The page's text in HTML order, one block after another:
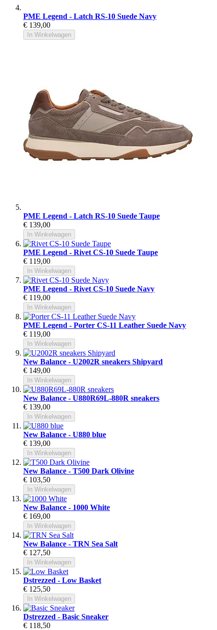
PME Legend - Latch RS-10 Suede Navy
€ 139,00
In Winkelwagen
PME Legend - Latch RS-10 Suede Taupe
€ 139,00
In Winkelwagen
PME Legend - Rivet CS-10 Suede Taupe
€ 119,00
In Winkelwagen
PME Legend - Rivet CS-10 Suede Navy
€ 119,00
In Winkelwagen
PME Legend - Porter CS-11 Leather Suede Navy
€ 119,00
In Winkelwagen
New Balance - U2002R sneakers Shipyard
€ 149,00
In Winkelwagen
New Balance - U880R69L-880R sneakers
€ 139,00
In Winkelwagen
New Balance - U880 blue
€ 139,00
In Winkelwagen
New Balance - T500 Dark Olivine
€ 103,50
In Winkelwagen
New Balance - 1000 White
€ 169,00
In Winkelwagen
New Balance - TRN Sea Salt
€ 127,50
In Winkelwagen
Dstrezzed - Low Basket
€ 125,50
In Winkelwagen
Dstrezzed - Basic Sneaker
€ 118,50